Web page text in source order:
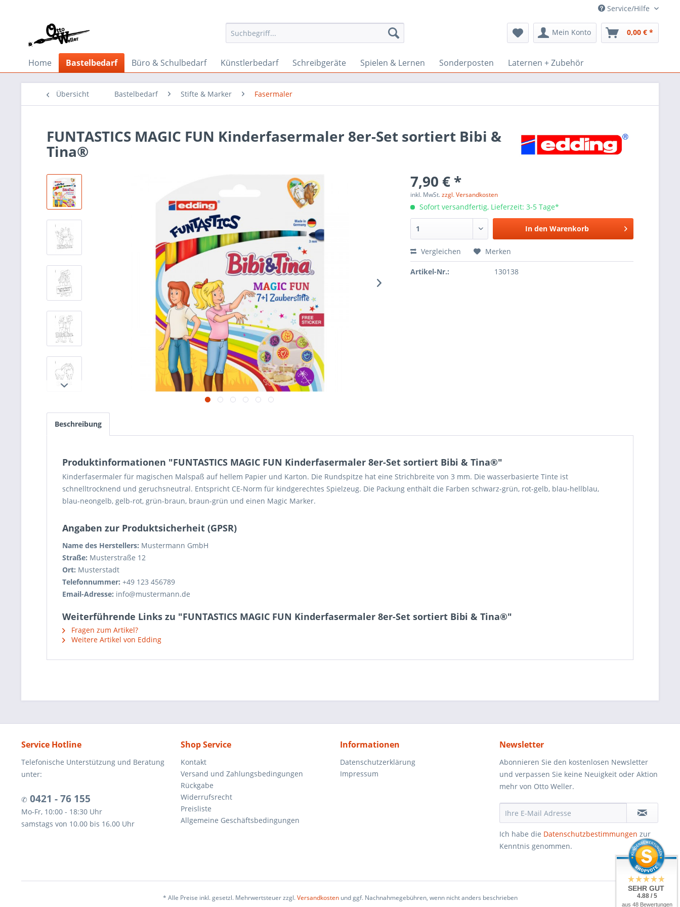
Service/Hilfe
Mein Konto 0,00 € *
Home Bastelbedarf Büro & Schulbedarf Künstlerbedarf Schreibgeräte Spielen & Lernen Sonderposten Laternen + Zubehör
Übersicht Bastelbedarf Stifte & Marker Fasermaler
FUNTASTICS MAGIC FUN Kinderfasermaler 8er-Set sortiert Bibi &
Tina®
7,90 € *
inkl. MwSt.zzgl. Versandkosten
Sofort versandfertig, Lieferzeit: 3-5 Tage*
In den Warenkorb
Vergleichen Merken
Artikel-Nr.: 130138
Beschreibung
Produktinformationen "FUNTASTICS MAGIC FUN Kinderfasermaler 8er-Set sortiert Bibi & Tina®"
Kinderfasermaler für magischen Malspaß auf hellem Papier und Karton. Die Rundspitze hat eine Strichbreite von 3 mm. Die wasserbasierte Tinte ist
schnelltrocknend und geruchsneutral. Entspricht CE-Norm für kindgerechtes Spielzeug. Die Packung enthält die Farben schwarz-grün, rot-gelb, blau-hellblau,
blau-neongelb, gelb-rot, grün-braun, braun-grün und einen Magic Marker.
Angaben zur Produktsicherheit (GPSR)
Name des Herstellers: Mustermann GmbH
Straße: Musterstraße 12
Ort: Musterstadt
Telefonnummer: +49 123 456789
Email-Adresse: info@mustermann.de
Weiterführende Links zu "FUNTASTICS MAGIC FUN Kinderfasermaler 8er-Set sortiert Bibi & Tina®"
Fragen zum Artikel?
Weitere Artikel von Edding
Service Hotline
Telefonische Unterstützung und Beratung
unter:
✆ 0421 - 76 155
Mo-Fr, 10:00 - 18:30 Uhr
samstags von 10.00 bis 16.00 Uhr
Shop Service
Kontakt
Versand und Zahlungsbedingungen
Rückgabe
Widerrufsrecht
Preisliste
Allgemeine Geschäftsbedingungen
Informationen
Datenschutzerklärung
Impressum
Newsletter
Abonnieren Sie den kostenlosen Newsletter
und verpassen Sie keine Neuigkeit oder Aktion
mehr von Otto Weller.
Ich habe die Datenschutzbestimmungen zur
Kenntnis genommen.
* Alle Preise inkl. gesetzl. Mehrwertsteuer zzgl.Versandkostenund ggf. Nachnahmegebühren, wenn nicht anders beschrieben
SEHR GUT
4.88 / 5
aus 48 Bewertungen